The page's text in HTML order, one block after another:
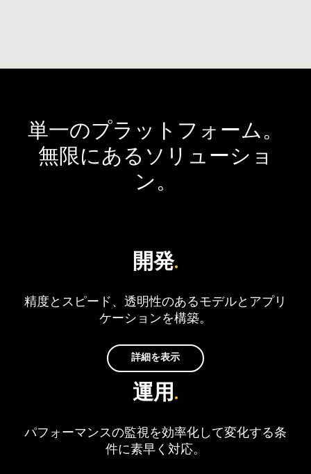
単一のプラットフォーム。
無限にあるソリューショ
ン。
開発.
精度とスピード、透明性のあるモデルとアプリ
ケーションを構築。
詳細を表示
運用.
パフォーマンスの監視を効率化して変化する条
件に素早く対応。